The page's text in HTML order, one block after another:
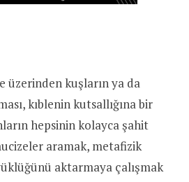
üzerinden kuşların ya da
kıblenin kutsallığına bir
hepsinin kolayca şahit
aramak, metafizik
aktarmaya çalışmak